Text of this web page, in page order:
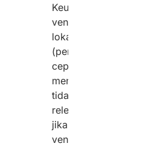
Keunggulan
vendor
lokal
(perbaikan
cepat)
menjadi
tidak
relevan
jika
vendor